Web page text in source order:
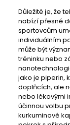
Důležité je, že
nabízí přesné
sportovcům
individuálním
může být
tréninku nebo
jako je piperin,
doplňcích, ale
nebo lékovými
účinnou volbu
kurkuminové